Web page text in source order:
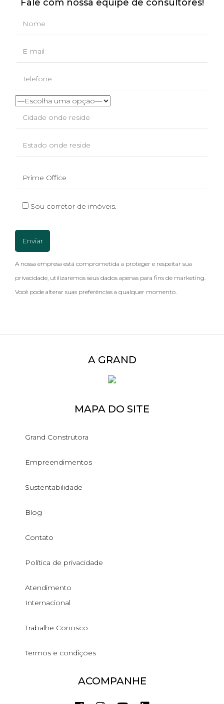
Fale com nossa equipe de consultores!
Sou corretor de imóveis.
A nossa empresa está comprometida a proteger e respeitar sua
privacidade, utilizaremos seus dados apenas para fins de marketing.
Você pode alterar suas preferências a qualquer momento.
A GRAND
MAPA DO SITE
Grand Construtora
Empreendimentos
Sustentabilidade
Blog
Contato
Política de privacidade
Atendimento
Internacional
Trabalhe Conosco
Termos e condições
ACOMPANHE